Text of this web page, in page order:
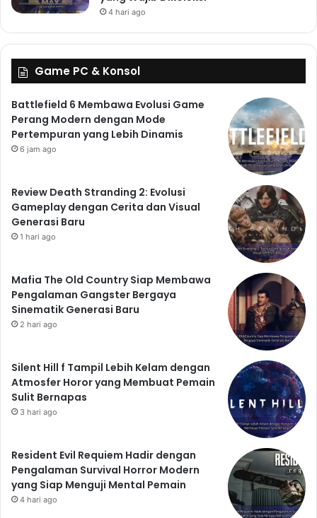
4 hari ago
Game PC & Konsol
Battlefield 6 Membawa Evolusi Game
Perang Modern dengan Mode
Pertempuran yang Lebih Dinamis
6 jam ago
Review Death Stranding 2: Evolusi
Gameplay dengan Cerita dan Visual
Generasi Baru
1 hari ago
Mafia The Old Country Siap Membawa
Pengalaman Gangster Bergaya
Sinematik Generasi Baru
2 hari ago
Silent Hill f Tampil Lebih Kelam dengan
Atmosfer Horor yang Membuat Pemain
Sulit Bernapas
3 hari ago
Resident Evil Requiem Hadir dengan
Pengalaman Survival Horror Modern
yang Siap Menguji Mental Pemain
4 hari ago